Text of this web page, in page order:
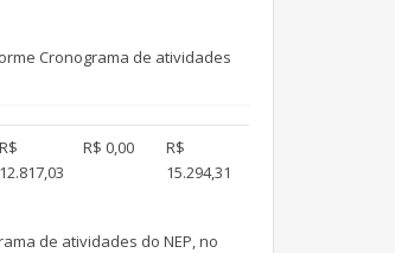
Cronograma de atividades
R$
12.817,03
R$ 0,00
R$
15.294,31
de atividades do NEP, no